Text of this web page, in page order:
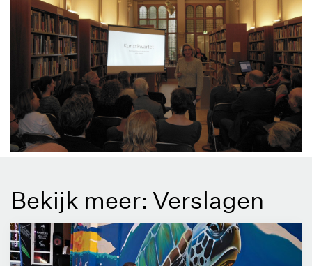
Bekijk meer: Verslagen